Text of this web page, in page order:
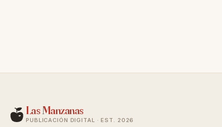
Las Manzanas
PUBLICACIÓN DIGITAL · EST. 2026